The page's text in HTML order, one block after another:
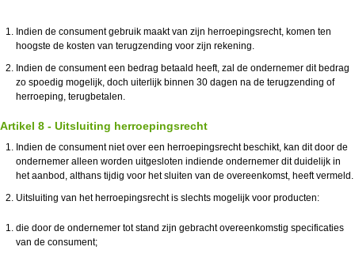
Indien de consument gebruik maakt van zijn herroepingsrecht, komen ten
hoogste de kosten van terugzending voor zijn rekening.
Indien de consument een bedrag betaald heeft, zal de ondernemer dit bedrag
zo spoedig mogelijk, doch uiterlijk binnen 30 dagen na de terugzending of
herroeping, terugbetalen.
Artikel 8 - Uitsluiting herroepingsrecht
Indien de consument niet over een herroepingsrecht beschikt, kan dit door de
ondernemer alleen worden uitgesloten indiende ondernemer dit duidelijk in
het aanbod, althans tijdig voor het sluiten van de overeenkomst, heeft vermeld.
Uitsluiting van het herroepingsrecht is slechts mogelijk voor producten:
die door de ondernemer tot stand zijn gebracht overeenkomstig specificaties
van de consument;